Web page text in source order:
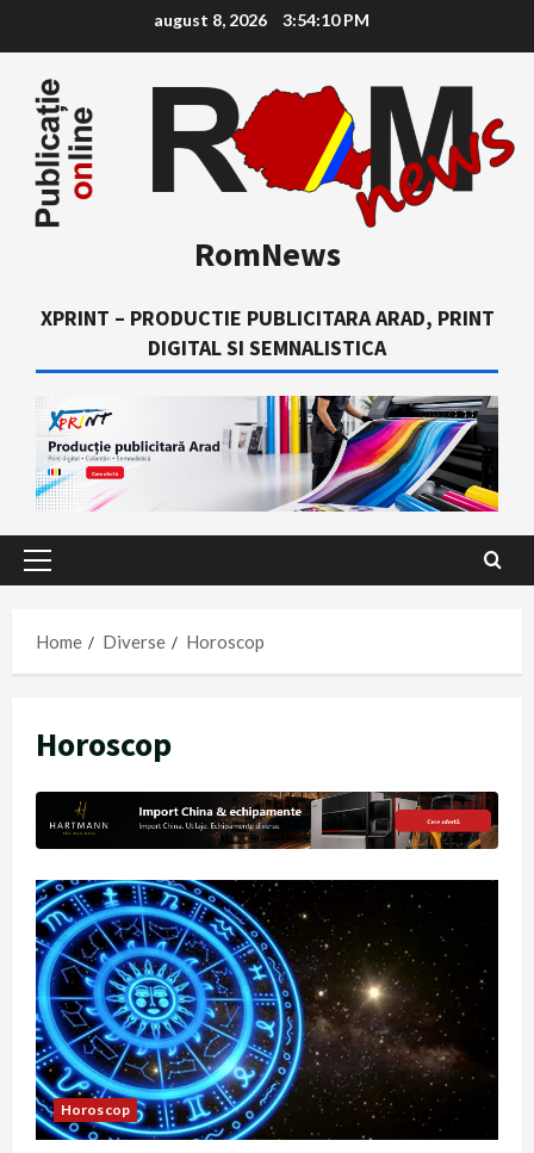
content
august 8, 2026 3:54:12 PM
RomNews
XPRINT – PRODUCTIE PUBLICITARA ARAD, PRINT
DIGITAL SI SEMNALISTICA
Primary
Home
Diverse Horoscop
Horoscop
Horoscop